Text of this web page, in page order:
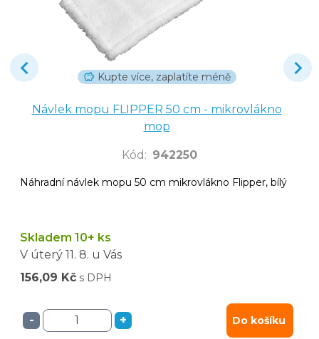
Kupte více, zaplatíte méně
Návlek mopu FLIPPER 50 cm - mikrovlákno
mop
Kód : 942250
Náhradní návlek mopu 50 cm mikrovlákno Flipper, bílý
Skladem 10+ ks
V úterý 11. 8. u Vás
156,09 Kč s DPH
- + Do košíku